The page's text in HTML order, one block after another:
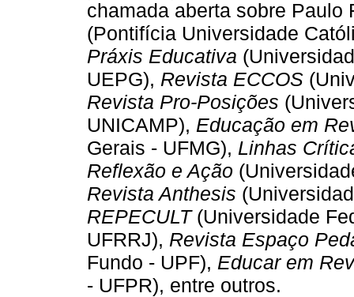
chamada aberta sobre Paulo
(Pontifícia Universidade
Práxis Educativa
UEPG), Revista ECCOS
Revista Pro-Posições
UNICAMP), Educação em
Gerais - UFMG), Linhas
Reflexão e Ação
Revista Anthesis
REPECULT(Universidade
UFRRJ), Revista Espaço
Fundo - UPF), Educar em
- UFPR), entre outros.